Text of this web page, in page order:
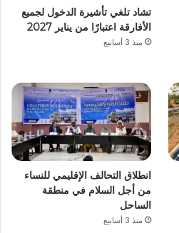
تشاد تلغي تأشيرة الدخول لجميع
الأفارقة اعتبارًا من يناير 2027
منذ 3 أسابيع
انطلاق التحالف الإقليمي للنساء
من أجل السلام في منطقة
الساحل
منذ 3 أسابيع